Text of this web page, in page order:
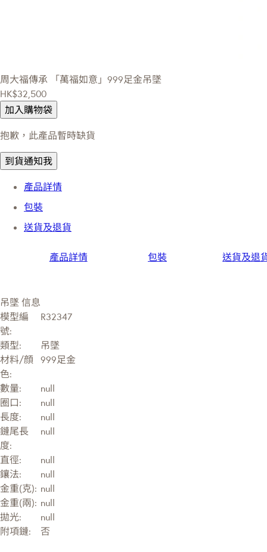
周大福傳承
「萬福如意」999足金吊墜
HK$32,500
加入購物袋
抱歉，此產品暫時缺貨
到貨通知我
產品詳情
包裝
送貨及退貨
產品詳情 包裝 送貨及退
吊墜 信息
模型編
號:
R32347
類型:
吊墜
材料/顔
色:
999足金
數量:
null
圈口:
null
長度:
null
鏈尾長
度:
null
直徑:
null
鑲法:
null
金重(克): null
金重(兩): null
拋光:
null
附項鏈:
否